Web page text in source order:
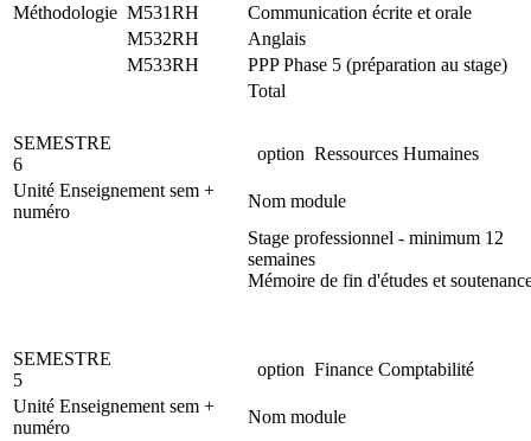
Méthodologie M531RH
Communication écrite et orale
M532RH
Anglais
M533RH
PPP Phase 5 (préparation au stage)
Total
SEMESTRE
6
option Ressources Humaines
Unité Enseignement sem +
numéro
Nom module
Stage professionnel - minimum 12
semaines
Mémoire de fin d'études et
SEMESTRE
5
option Finance Comptabilité
Unité Enseignement sem +
numéro
Nom module